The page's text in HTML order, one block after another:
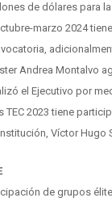
de dólares para
marzo 2024
Andrea Montalvo
el Ejecutivo por
TEC 2023 tiene
Víctor Hugo
de grupos